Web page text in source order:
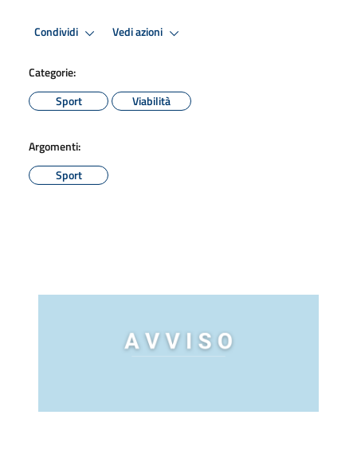
Condividi Vedi azioni
Categorie:
Sport
Viabilità
Argomenti:
Sport